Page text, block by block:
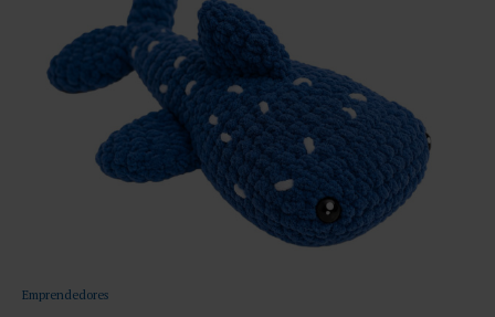
Emprendedores